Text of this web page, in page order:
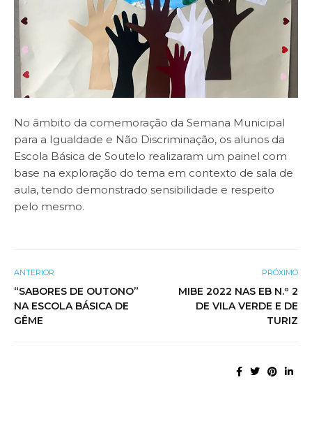
No âmbito da comemoração da Semana Municipal
para a Igualdade e Não Discriminação, os alunos da
Escola Básica de Soutelo realizaram um painel com
base na exploração do tema em contexto de sala de
aula, tendo demonstrado sensibilidade e respeito
pelo mesmo.
ANTERIOR
“SABORES DE OUTONO”
NA ESCOLA BÁSICA DE
GÊME
PRÓXIMO
MIBE 2022 NAS EB N.º 2
DE VILA VERDE E DE
TURIZ